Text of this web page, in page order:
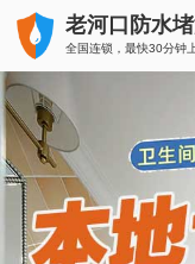
老河口防水堵
全国连锁，最快30分钟